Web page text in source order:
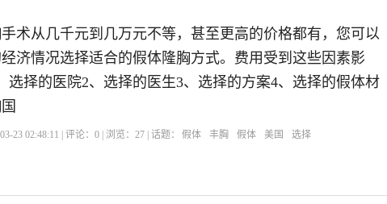
术从几千元到几万元不等，甚至更高的价格都有，您可以
济情况选择适合的假体隆胸方式。费用受到这些因素影
选择的医院2、选择的医生3、选择的方案4、选择的假体材
23 02:48:11 | 评论：0 | 浏览：27 | 话题： 假体 丰胸 假体 美国 选择